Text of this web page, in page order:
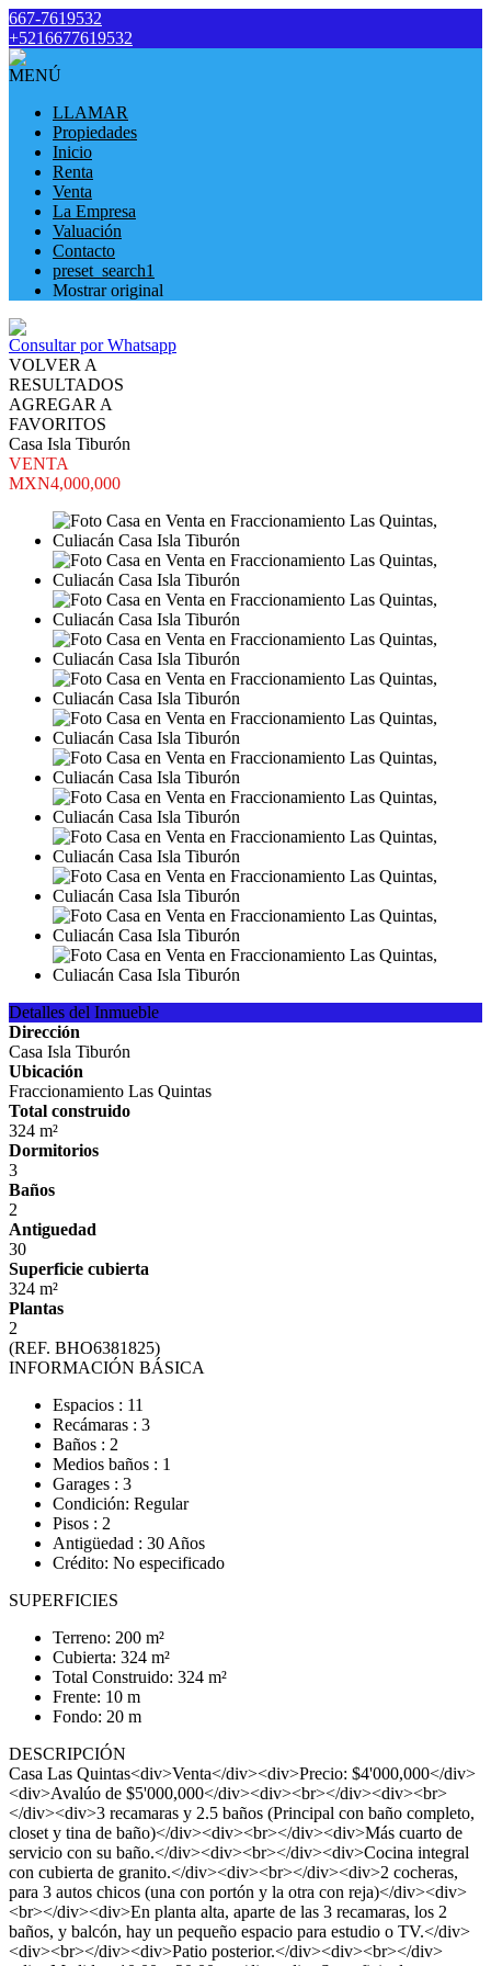
667-7619532
+5216677619532
MENÚ
LLAMAR
Propiedades
Inicio
Renta
Venta
La Empresa
Valuación
Contacto
preset_search1
Mostrar original
Consultar por Whatsapp
VOLVER A
RESULTADOS
AGREGAR A
FAVORITOS
Casa Isla Tiburón
VENTA
MXN4,000,000
Detalles del Inmueble
Dirección
Casa Isla Tiburón
Ubicación
Fraccionamiento Las Quintas
Total construido
324 m²
Dormitorios
3
Baños
2
Antiguedad
30
Superficie cubierta
324 m²
Plantas
2
(REF. BHO6381825)
INFORMACIÓN BÁSICA
Espacios : 11
Recámaras : 3
Baños : 2
Medios baños : 1
Garages : 3
Condición: Regular
Pisos : 2
Antigüedad : 30 Años
Crédito: No especificado
SUPERFICIES
Terreno: 200 m²
Cubierta: 324 m²
Total Construido: 324 m²
Frente: 10 m
Fondo: 20 m
DESCRIPCIÓN
Casa Las Quintas<div>Venta</div><div>Precio: $4'000,000</div>
<div>Avalúo de $5'000,000</div><div><br></div><div><br>
</div><div>3 recamaras y 2.5 baños (Principal con baño completo,
closet y tina de baño)</div><div><br></div><div>Más cuarto de
servicio con su baño.</div><div><br></div><div>Cocina integral
con cubierta de granito.</div><div><br></div><div>2 cocheras,
para 3 autos chicos (una con portón y la otra con reja)</div><div>
<br></div><div>En planta alta, aparte de las 3 recamaras, los 2
baños, y balcón, hay un pequeño espacio para estudio o TV.</div>
<div><br></div><div>Patio posterior.</div><div><br></div>